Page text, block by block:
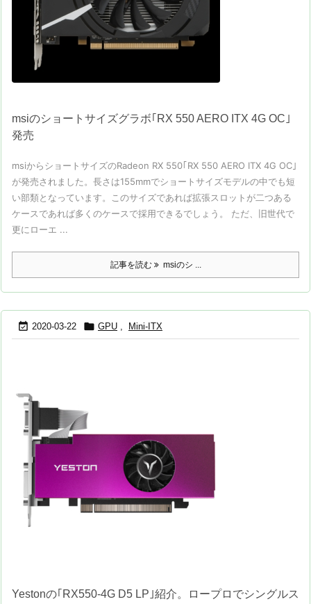
msiのショートサイズグラボ｢RX 550 AERO ITX 4G OC｣
発売
msiからショートサイズのRadeon RX 550｢RX 550 AERO ITX 4G OC｣
が発売されました。長さは155mmでショートサイズモデルの中でも短
い部類となっています。このサイズであれば拡張スロットが二つある
ケースであれば多くのケースで採用できるでしょう。 ただ、旧世代で
更にローエ ...
記事を読む msiのシ ...
 2020-03-22  GPU , Mini-ITX
Yestonの｢RX550-4G D5 LP｣紹介。ロープロでシングルス